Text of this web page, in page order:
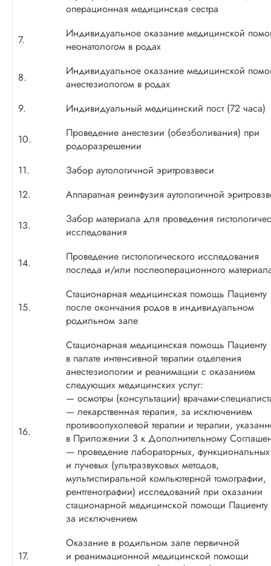
операционная медицинская сестра
7.
Индивидуальное оказание медицинской
неонатологом в родах
8.
Индивидуальное оказание медицинской
анестезиологом в родах
9.
Индивидуальный медицинский пост (72 часа)
10.
Проведение анестезии (обезболивания) при
родоразрешении
11.
Забор аутологичной эритровзвеси
12.
Аппаратная реинфузия аутологичной
13.
Забор материала для проведения
исследования
14.
Проведение гистологического исследования
последа и/или послеоперационного
15.
Стационарная медицинская помощь Пациенту
после окончания родов в индивидуальном
родильном зале
16.
Стационарная медицинская помощь Пациенту
в палате интенсивной терапии отделения
анестезиологии и реанимации с оказанием
следующих медицинских услуг:
— осмотры (консультации) врачами-
— лекарственная терапия, за исключением
противоопухолевой терапии и терапии,
в Приложении 3 к Дополнительному
— проведение лабораторных, функциональных
и лучевых (ультразвуковых методов,
мультиспиральной компьютерной томографии,
рентгенографии) исследований при оказании
стационарной медицинской помощи Пациенту
за исключением
17.
Оказание в родильном зале первичной
и реанимационной медицинской помощи